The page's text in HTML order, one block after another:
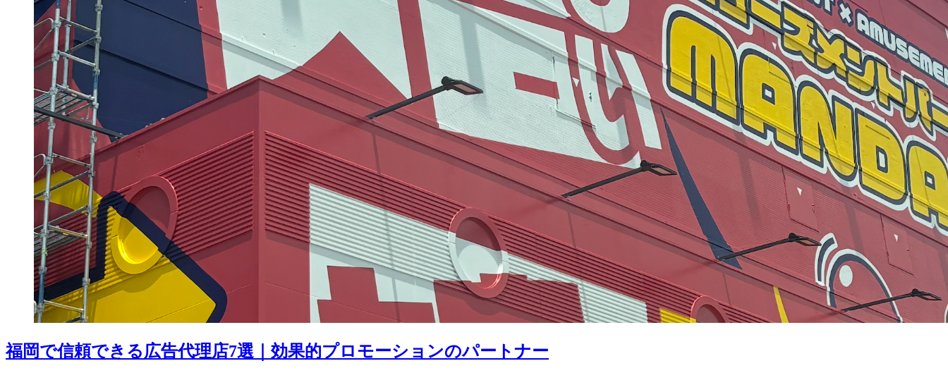
福岡で信頼できる広告代理店7選｜効果的プロモーションのパートナー